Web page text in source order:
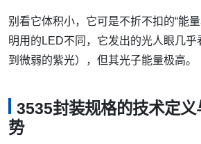
别看它体积小，它可是不折不扣的“能
明用的LED不同，它发出的光人眼几乎
到微弱的紫光），但其光子能量极高。
3535封装规格的技术定
势